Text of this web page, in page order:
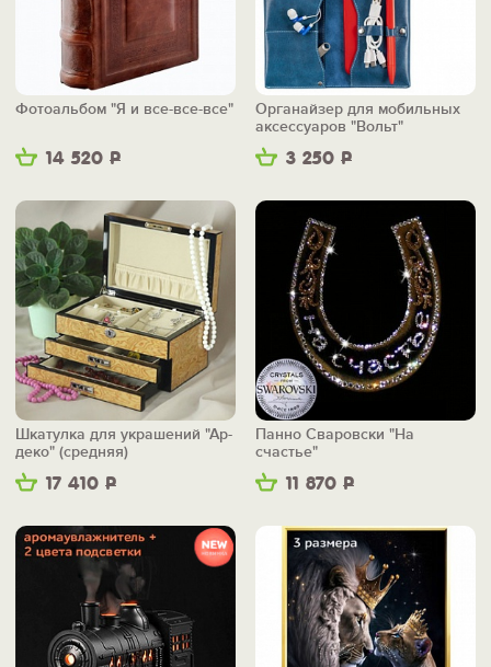
14 520 Р
Фотоальбом "Я и все-все-все"
3 250 Р
Органайзер для мобильных
аксессуаров "Вольт"
17 410 Р
Шкатулка для украшений "Ар-
деко" (средняя)
11 870 Р
Панно Сваровски "На
счастье"